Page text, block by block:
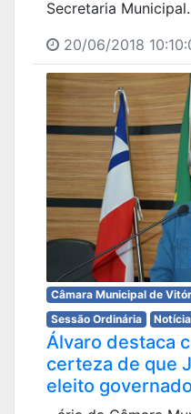
Secretaria
20/06/2018
Câmara Municipal de
Sessão Ordinária
Notícia
Álvaro destaca
certeza de que
eleito